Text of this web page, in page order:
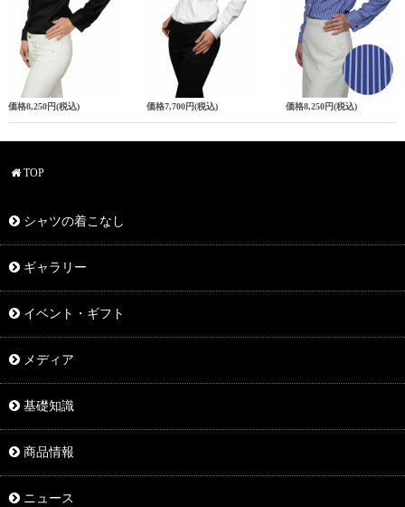
価格8,250円(税込) 価格7,700円(税込) 価格8,250円(税込)
TOP
シャツの着こなし
ギャラリー
イベント・ギフト
メディア
基礎知識
商品情報
ニュース